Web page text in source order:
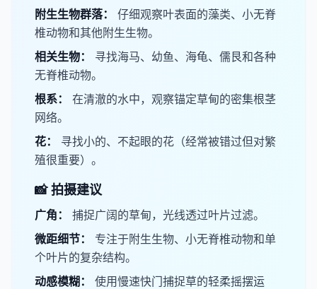
​附生生物群落：
仔细观察叶表面的藻类、小无脊
椎动物和其他附生生物。
​相关生物：
寻找海马、幼鱼、海龟、儒艮和各种
无脊椎动物。
​根系：
在清澈的水中，观察锚定草甸的密集根茎
网络。
​花：
寻找小的、不起眼的花（经常被错过但对繁
殖很重要）。
📸 拍摄建议
​广角：
捕捉广阔的草甸，光线透过叶片过滤。
​微距细节：
专注于附生生物、小无脊椎动物和单
个叶片的复杂结构。
​动感模糊：
使用慢速快门捕捉草的轻柔摇摆运